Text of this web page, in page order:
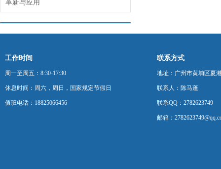
革新与应用
工作时间
周一至周五：8:30-17:30
休息时间：周六，周日，国家规定节假日
值班电话：18825066456
联系方式
地址：广州市黄埔区夏
联系人：陈马蓬
联系QQ：2782623749
邮箱：